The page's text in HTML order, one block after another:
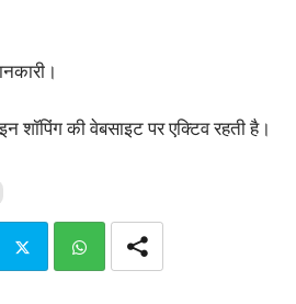
शॉपिंग की वेबसाइट पर एक्टिव रहती है।